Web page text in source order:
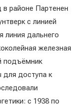
в районе Партенен
с линией
линия дальнего
железная
подъёмник
доступа к
с 1938 по